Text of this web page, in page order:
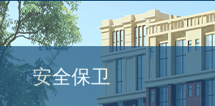
安全保卫